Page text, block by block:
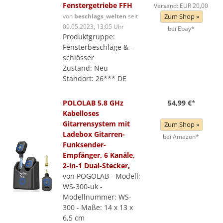
Fenstergetriebe FFH
von beschlags_welten seit
09.05.2023, 13:05 Uhr
Produktgruppe:
Fensterbeschläge & -
schlösser
Zustand: Neu
Standort: 26*** DE
Versand: EUR 20,00
Zum Shop »
bei Ebay*
POLOLAB 5.8 GHz
Kabelloses
Gitarrensystem mit
Ladebox Gitarren-
Funksender-
Empfänger, 6 Kanäle,
2-in-1 Dual-Stecker,
von POGOLAB - Modell:
WS-300-uk -
Modellnummer: WS-
300 - Maße: 14 x 13 x
6,5 cm
54,99 €*
Zum Shop »
bei Amazon*